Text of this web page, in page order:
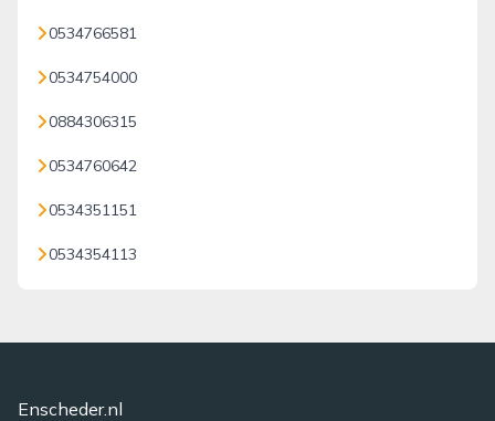
0534766581
0534754000
0884306315
0534760642
0534351151
0534354113
Enscheder.nl